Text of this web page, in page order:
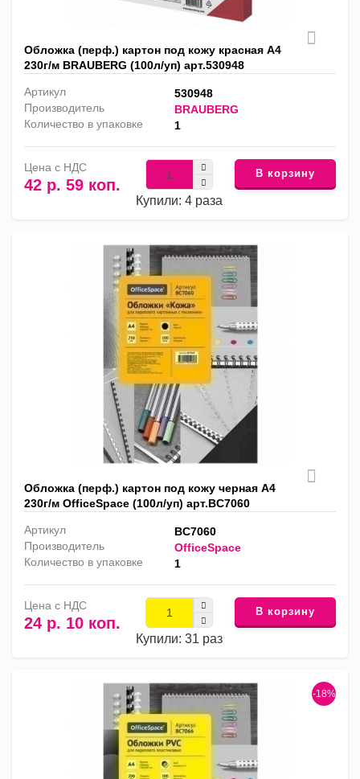
Обложка (перф.) картон под кожу красная А4
230г/м BRAUBERG (100л/уп) арт.530948
Артикул
530948
Производитель
BRAUBERG
Количество в упаковке
1
Цена с НДС
42 р. 59 коп.
Купили: 4 раза
В корзину
Обложка (перф.) картон под кожу черная А4
230г/м OfficeSpace (100л/уп) арт.BC7060
Артикул
BC7060
Производитель
OfficeSpace
Количество в упаковке
1
Цена с НДС
24 р. 10 коп.
Купили: 31 раз
В корзину
-18%